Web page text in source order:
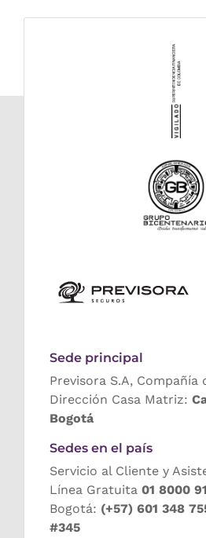
Sede principal
Previsora S.A, Compañía
Dirección Casa Matriz:
Bogotá
Sedes en el país
Servicio al Cliente y
Línea Gratuita 01 8000
Bogotá: (+57) 601 348
#345